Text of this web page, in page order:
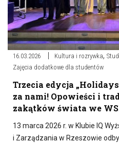
16.03.2026 Kultura i rozrywka,
Zajęcia dodatkowe dla studentów
Trzecia edycja
za nami! Opowieści i
zakątków świata we
13 marca 2026 r. w Klubie IQ
i Zarządzania w Rzeszowie